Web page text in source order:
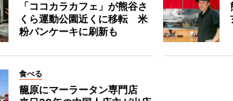
「ココカラカフェ」が熊谷さ
くら運動公園近くに移転 米
粉パンケーキに刷新も
食べる
籠原にマーラータン専門店